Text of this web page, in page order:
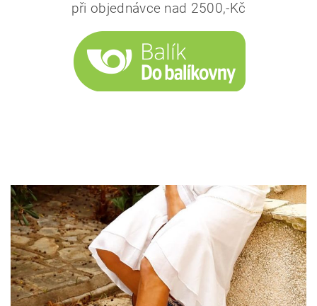
při objednávce nad 2500,-Kč